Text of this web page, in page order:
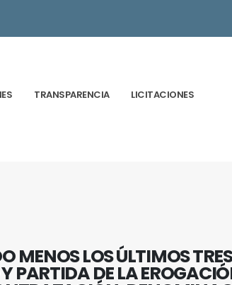
TRANSPARENCIA LICITACIONES
MENOS LOS ÚLTIMOS
PARTIDA DE LA